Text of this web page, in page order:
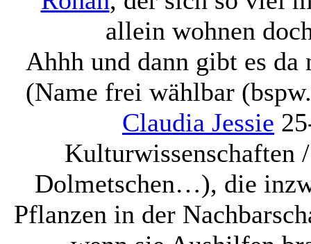
allein wohnen
Ahhh und dann gibt es da
(Name frei wählbar
Claudia Jessie
Kulturwissenschaften
Dolmetschen…), die
Pflanzen in der